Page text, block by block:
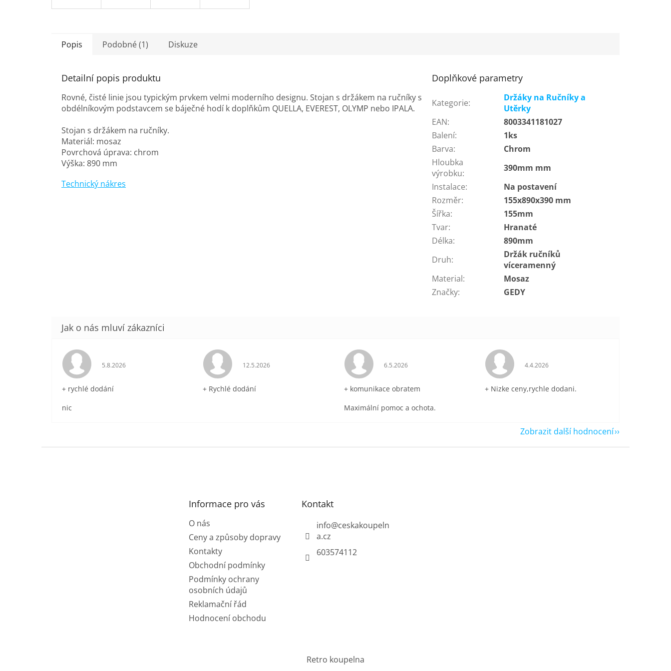
Popis Podobné (1) Diskuze
Detailní popis produktu
Rovné, čisté linie jsou typickým prvkem velmi moderního designu. Stojan s držákem na ručníky s
obdélníkovým podstavcem se báječné hodí k doplňkům QUELLA, EVEREST, OLYMP nebo IPALA.
Stojan s držákem na ručníky.
Materiál: mosaz
Povrchová úprava: chrom
Výška: 890 mm
Technický nákres
Doplňkové parametry
Kategorie:
Držáky na Ručníky a
Utěrky
EAN:
8003341181027
Balení:
1ks
Barva:
Chrom
Hloubka
výrobku:
390mm mm
Instalace:
Na postavení
Rozměr:
155x890x390 mm
Šířka:
155mm
Tvar:
Hranaté
Délka:
890mm
Druh:
Držák ručníků
víceramenný
Material:
Mosaz
Značky: GEDY
Hodnocení obchodu je 5 z 5 hvězdiček.
5.8.2026
+ rychlé dodání
nic
Hodnocení obchodu je 5 z 5 hvězdiček.
12.5.2026
+ Rychlé dodání
Hodnocení obchodu je 5 z 5 hvězdiček.
6.5.2026
+ komunikace obratem
Maximální pomoc a ochota.
Hodnocení obchodu je 5 z 5 hvězdiček.
4.4.2026
+ Nizke ceny,rychle dodani.
Zobrazit další hodnocení
Informace pro vás
O nás
Ceny a způsoby dopravy
Kontakty
Obchodní podmínky
Podmínky ochrany
osobních údajů
Reklamační řád
Hodnocení obchodu
Kontakt
info@ceskakoupeln
a.cz
603574112
Retro koupelna